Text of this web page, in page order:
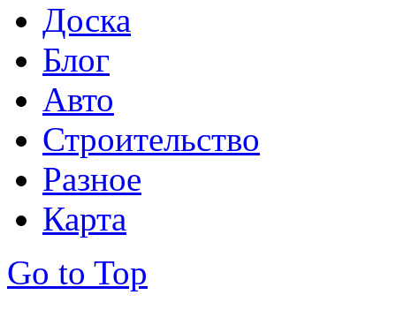
Доска
Блог
Авто
Строительство
Разное
Карта
Go to Top